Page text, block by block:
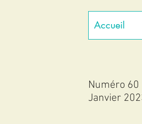
Accueil
Numéro 60
Janvier